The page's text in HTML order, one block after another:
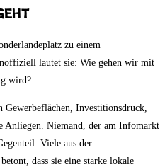
zu einem
lautet sie: Wie gehen wir mit
wird?
Investitionsdruck,
Anliegen. Niemand, der am Infomarkt
Viele aus der
dass sie eine starke lokale